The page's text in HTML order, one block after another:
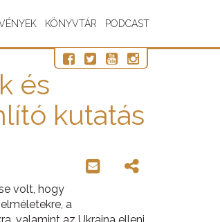
KÖNYVTÁR PODCAST
és
kutatás
volt, hogy
a